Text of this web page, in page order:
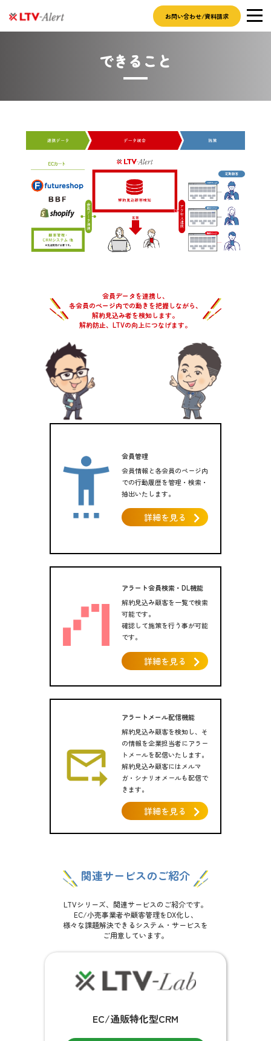
お問い合わせ/資料請求
できること
会員データを連携し、
各会員のページ内での動きを把握しながら、
解約見込み者を検知します。
解約防止、LTVの向上につなげます。
会員管理
会員情報と各会員のページ内
での行動履歴を管理・検索・
抽出いたします。
詳細を見る
アラート会員検索・DL機能
解約見込み顧客を一覧で検索
可能です。
確認して施策を行う事が可能
です。
詳細を見る
アラートメール配信機能
解約見込み顧客を検知し、そ
の情報を企業担当者にアラー
トメールを配信いたします。
解約見込み顧客にはメルマ
ガ・シナリオメールも配信で
きます。
詳細を見る
関連サービスのご紹介
LTVシリーズ、関連サービスのご紹介です。
EC/小売事業者や顧客管理をDX化し、
様々な課題解決できるシステム・サービスを
ご用意しています。
EC/通販特化型CRM